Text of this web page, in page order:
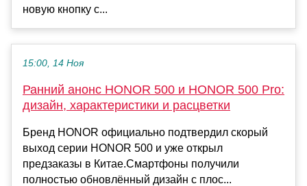
новую кнопку с...
15:00, 14 Ноя
Ранний анонс HONOR 500 и HONOR 500 Pro:
дизайн, характеристики и расцветки
Бренд HONOR официально подтвердил скорый
выход серии HONOR 500 и уже открыл
предзаказы в Китае.Смартфоны получили
полностью обновлённый дизайн с плос...